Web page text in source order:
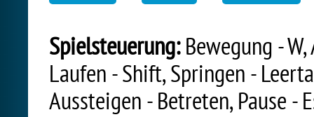
Spielsteuerung:Bewegung - W,
Laufen - Shift, Springen -
Aussteigen - Betreten, Pause -